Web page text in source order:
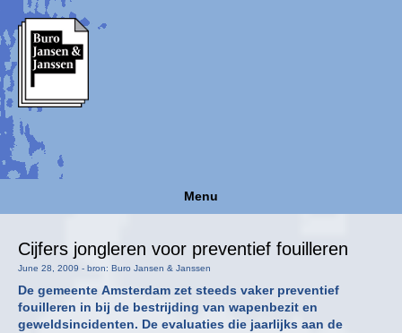
Menu
Cijfers jongleren voor preventief fouilleren
June 28, 2009 - bron: Buro Jansen & Janssen
De gemeente Amsterdam zet steeds vaker preventief
fouilleren in bij de bestrijding van wapenbezit en
geweldsincidenten. De evaluaties die jaarlijks aan de